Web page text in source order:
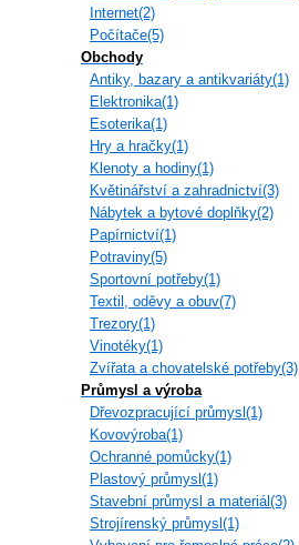
Internet(2)
Počítače(5)
Obchody
Antiky, bazary a antikvariáty(1)
Elektronika(1)
Esoterika(1)
Hry a hračky(1)
Klenoty a hodiny(1)
Květinářství a zahradnictví(3)
Nábytek a bytové doplňky(2)
Papírnictví(1)
Potraviny(5)
Sportovní potřeby(1)
Textil, oděvy a obuv(7)
Trezory(1)
Vinotéky(1)
Zvířata a chovatelské potřeby(3)
Průmysl a výroba
Dřevozpracující průmysl(1)
Kovovýroba(1)
Ochranné pomůcky(1)
Plastový průmysl(1)
Stavební průmysl a materiál(3)
Strojírenský průmysl(1)